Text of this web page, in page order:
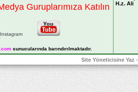
Guruplarımıza Katılın
sunucularında barındırılmaktadır.
H.z. Ali
Site Yöneticisine Yaz